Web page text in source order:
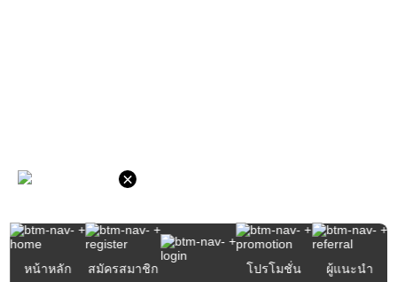
×
หน้าหลัก สมัครสมาชิก โปรโมชั่น ผู้แนะนำ